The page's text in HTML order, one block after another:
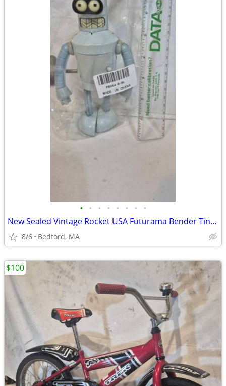
• • • • • • • •
New Sealed Vintage Rocket USA Futurama Bender Tin Wind-Up Robot Figure
8/6 Bedford, MA
$100